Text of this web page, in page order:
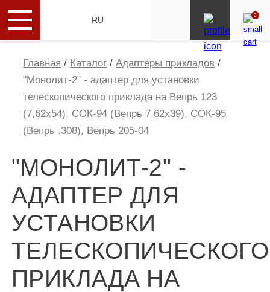
RU
ENG 0
Главная / Каталог /Адаптеры прикладов /
"Монолит-2" - адаптер для установки
телескопического приклада на Вепрь 123
(7,62х54), СОК-94 (Вепрь 7,62х39), СОК-95
(Вепрь .308), Вепрь 205-04
"МОНОЛИТ-2" -
АДАПТЕР ДЛЯ
УСТАНОВКИ
ТЕЛЕСКОПИЧЕСКОГО
ПРИКЛАДА НА